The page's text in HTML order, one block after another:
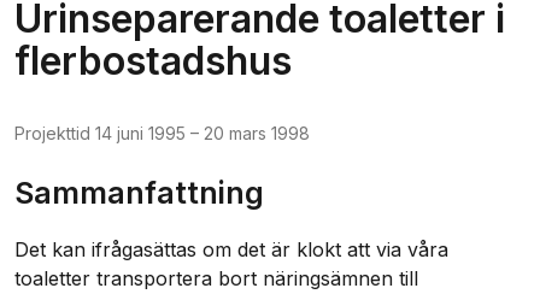
Urinseparerande toaletter i
flerbostadshus
Projekttid 14 juni 1995 – 20 mars 1998
Sammanfattning
Det kan ifrågasättas om det är klokt att via våra
toaletter transportera bort näringsämnen till